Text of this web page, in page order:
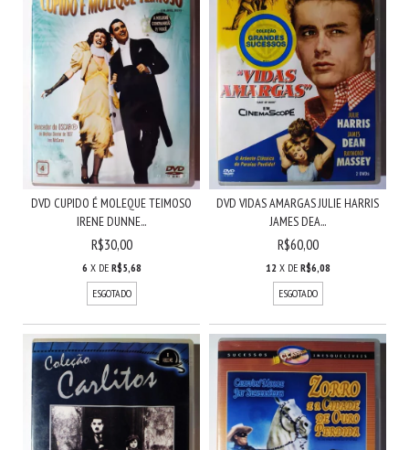
DVD CUPIDO É MOLEQUE TEIMOSO
IRENE DUNNE...
R$30,00
6 X DE R$5,68
ESGOTADO
DVD VIDAS AMARGAS JULIE HARRIS
JAMES DEA...
R$60,00
12 X DE R$6,08
ESGOTADO